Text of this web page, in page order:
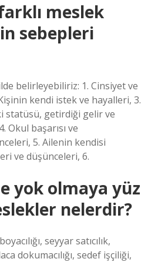
meslek
sebepleri
belirleyebiliriz: 1. Cinsiyet ve
kendi istek ve hayalleri, 3.
statüsü, getirdiği gelir ve
Okul başarısı ve
5. Ailenin kendisi
ve düşünceleri, 6.
yok olmaya yüz
nelerdir?
seyyar satıcılık,
dokumacılığı, sedef işçiliği,